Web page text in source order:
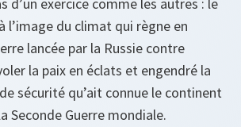
l’image du climat qui règne en
lancée par la Russie contre
la paix en éclats et engendré la
sécurité qu’ait connue le continent
Seconde Guerre mondiale.